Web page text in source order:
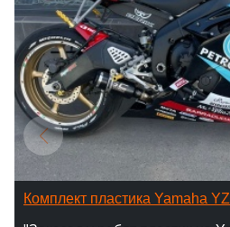
Комплект пластика Yamaha